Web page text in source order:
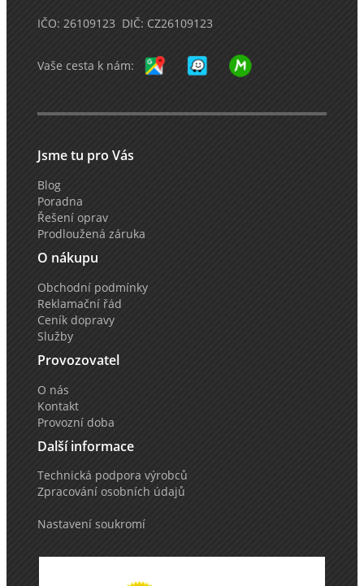
IČO: 26109123 DIČ: CZ26109123
Vaše cesta k nám:
Jsme tu pro Vás
Blog
Poradna
Řešení oprav
Prodloužená záruka
O nákupu
Obchodní podmínky
Reklamační řád
Ceník dopravy
Služby
Provozovatel
O nás
Kontakt
Provozní doba
Další informace
Technická podpora výrobců
Zpracování osobních údajů
Nastavení soukromí